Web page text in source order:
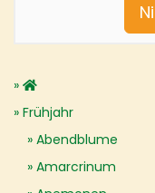
Frühjahr
Abendblume
Amarcrinum